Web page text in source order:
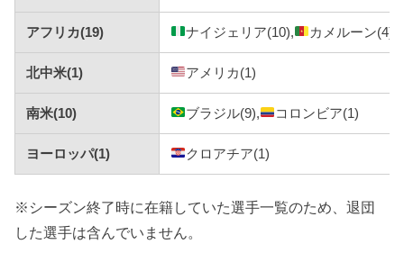
アフリカ(19) ナイジェリア(10), カメルーン(4),
北中米(1) アメリカ(1)
南米(10) ブラジル(9), コロンビア(1)
ヨーロッパ(1) クロアチア(1)
※シーズン終了時に在籍していた選手一覧のため、退団
した選手は含んでいません。